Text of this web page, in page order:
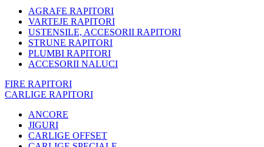
AGRAFE RAPITORI
VARTEJE RAPITORI
USTENSILE, ACCESORII RAPITORI
STRUNE RAPITORI
PLUMBI RAPITORI
ACCESORII NALUCI
FIRE RAPITORI
CARLIGE RAPITORI
ANCORE
JIGURI
CARLIGE OFFSET